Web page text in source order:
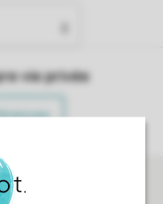
vie privée
sécurisées